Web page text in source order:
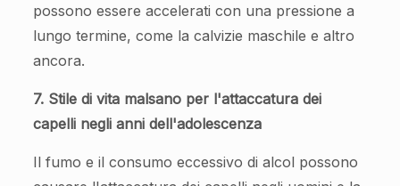
possono essere accelerati con una pressione a
lungo termine, come la calvizie maschile e altro
ancora.
7. Stile di vita malsano per l'attaccatura dei
capelli negli anni dell'adolescenza
Il fumo e il consumo eccessivo di alcol possono